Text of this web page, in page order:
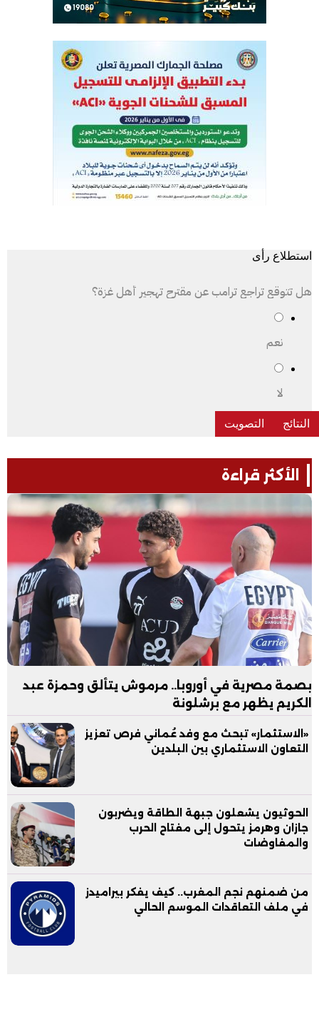
استطلاع رأى
هل تتوقع تراجع ترامب عن مقترح تهجير أهل غزة؟
نعم
لا
الأكثر قراءة
بصمة مصرية في أوروبا.. مرموش يتألق وحمزة عبد
الكريم يظهر مع برشلونة
«الاستثمار» تبحث مع وفد عُماني فرص تعزيز
التعاون الاستثماري بين البلدين
الحوثيون يشعلون جبهة الطاقة ويضربون
جازان وهرمز يتحول إلى مفتاح الحرب
والمفاوضات
من ضمنهم نجم المغرب.. كيف يفكر بيراميدز
في ملف التعاقدات الموسم الحالي